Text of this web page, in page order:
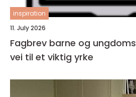
inspiration
11. July 2026
Fagbrev barne og
vei til et viktig yrke